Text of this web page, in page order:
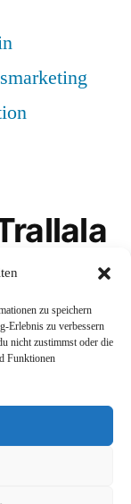
zu speichern
Erlebnis zu verbessern
nicht zustimmst oder die
Funktionen
WordPress.